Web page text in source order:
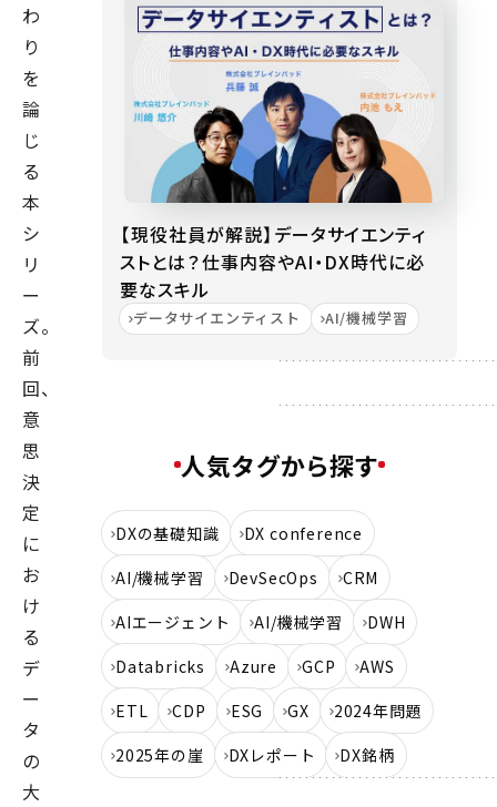
わ
り
を
論
じ
る
本
シ
リ
ー
ズ。
前
回、
意
思
決
定
に
お
け
る
デ
ー
タ
の
大
【現役社員が解説】データサイエンティ
ストとは？仕事内容やAI・DX時代に必
要なスキル
データサイエンティスト AI/機械学習
人気タグから探す
DXの基礎知識
DX conference
AI/機械学習
DevSecOps
CRM
AIエージェント
AI/機械学習
DWH
Databricks
Azure GCP
AWS
ETL
CDP ESG GX
2024年問題
2025年の崖
DXレポート DX銘柄